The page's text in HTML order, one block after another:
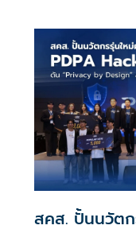
พร้อมให้ใช้กับไทยเ
รอประเมินความเหม
สคส. ปั้นนวัตก